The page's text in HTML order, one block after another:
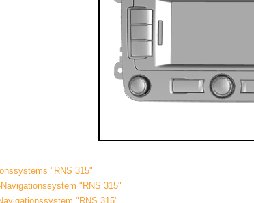
"RNS 315"
"RNS 315"
"RNS 315"